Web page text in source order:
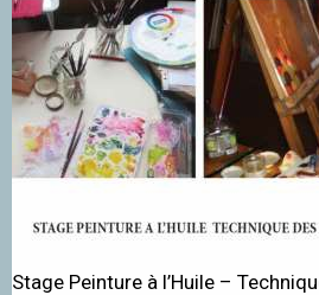
Stage Peinture à l’Huile –